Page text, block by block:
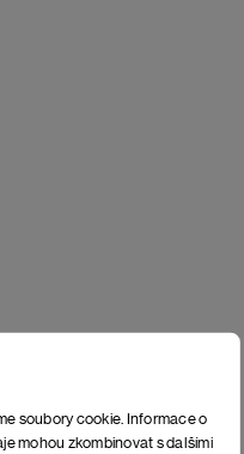
soubory cookie. Informace o
mohou zkombinovat s dalšími